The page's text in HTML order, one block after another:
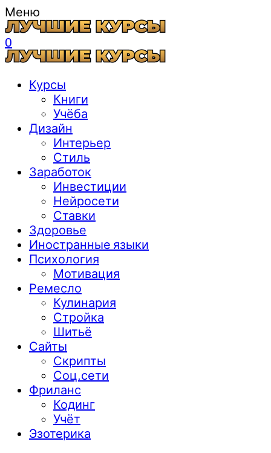
Меню
0
Курсы
Книги
Учёба
Дизайн
Интерьер
Стиль
Заработок
Инвестиции
Нейросети
Ставки
Здоровье
Иностранные языки
Психология
Мотивация
Ремесло
Кулинария
Стройка
Шитьё
Сайты
Скрипты
Соц.сети
Фриланс
Кодинг
Учёт
Эзотерика